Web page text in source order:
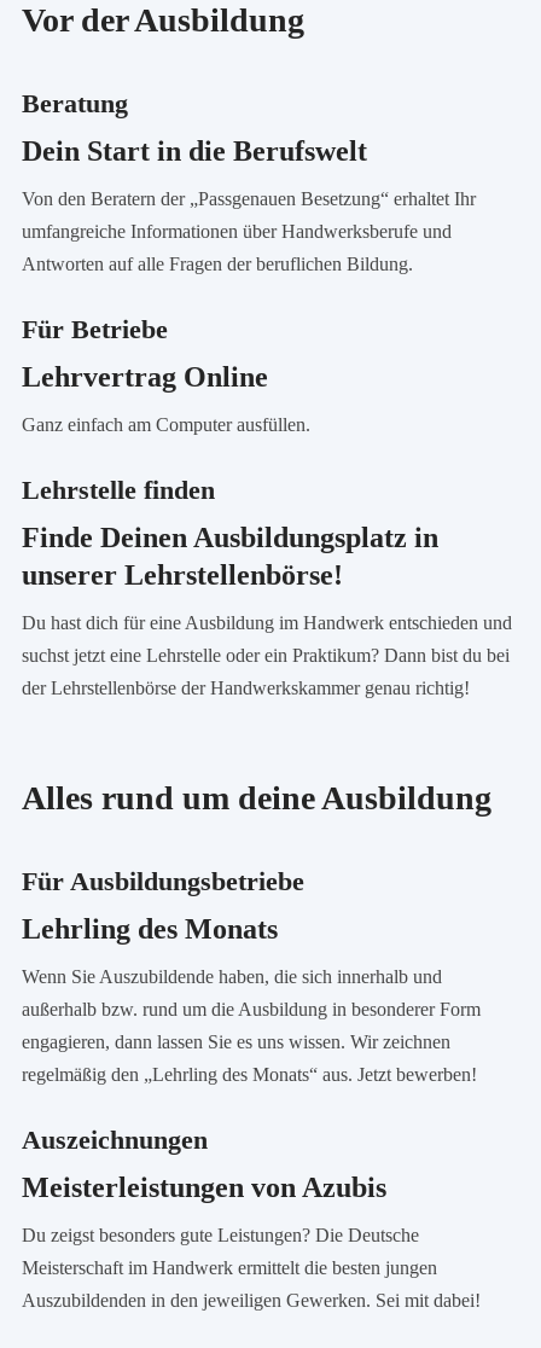
Vor der Ausbildung
Beratung
Dein Start in die Berufswelt
Von den Beratern der „Passgenauen Besetzung“ erhaltet Ihr
umfangreiche Informationen über Handwerksberufe und
Antworten auf alle Fragen der beruflichen Bildung.
Für Betriebe
Lehrvertrag Online
Ganz einfach am Computer ausfüllen.
Lehrstelle finden
Finde Deinen Ausbildungsplatz in
unserer Lehrstellenbörse!
Du hast dich für eine Ausbildung im Handwerk entschieden und
suchst jetzt eine Lehrstelle oder ein Praktikum? Dann bist du bei
der Lehrstellenbörse der Handwerkskammer genau richtig!
Alles rund um deine Ausbildung
Für Ausbildungsbetriebe
Lehrling des Monats
Wenn Sie Auszubildende haben, die sich innerhalb und
außerhalb bzw. rund um die Ausbildung in besonderer Form
engagieren, dann lassen Sie es uns wissen. Wir zeichnen
regelmäßig den „Lehrling des Monats“ aus. Jetzt bewerben!
Auszeichnungen
Meisterleistungen von Azubis
Du zeigst besonders gute Leistungen? Die Deutsche
Meisterschaft im Handwerk ermittelt die besten jungen
Auszubildenden in den jeweiligen Gewerken. Sei mit dabei!